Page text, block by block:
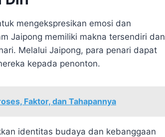
mengekspresikan emosi dan
Jaipong memiliki makna tersendiri dan
Melalui Jaipong, para penari dapat
kepada penonton.
Faktor, dan Tahapannya
identitas budaya dan kebanggaan